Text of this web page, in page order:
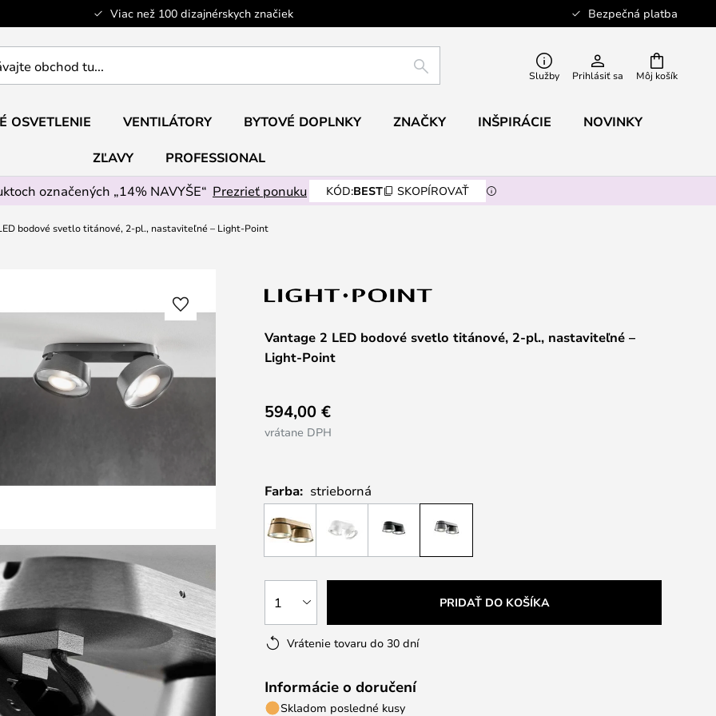
Viac než 100 dizajnérskych značiek Bezpečná platba
Môj košík
HĽADAŤ Služby Prihlásiť sa
OSVETLENIE VENTILÁTORY BYTOVÉ DOPLNKY ZNAČKY INŠPIRÁCIE NOVINKY
ZĽAVY
PROFESSIONAL
označených „14% NAVYŠE“ Prezrieť ponuku KÓD:BEST SKOPÍROVAŤ
bodové svetlo titánové, 2-pl., nastaviteľné – Light-Point
Vantage 2 LED bodové svetlo titánové, 2-pl., nastaviteľné –
Light-Point
594,00 €
vrátane DPH
Farba: strieborná
1 PRIDAŤ DO KOŠÍKA
Vrátenie tovaru do 30 dní
Informácie o doručení
Skladom posledné kusy